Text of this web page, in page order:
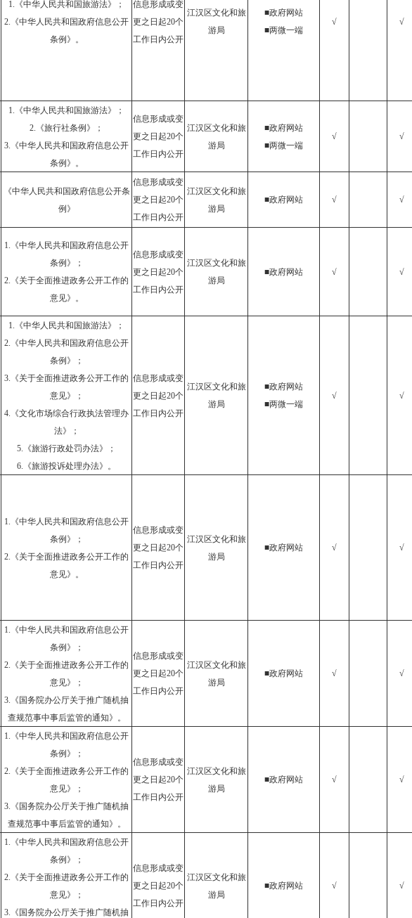
1.《中华人民共和国旅游法》；
2.《中华人民共和国政府信息公开
条例》。
信息形成或变
更之日起20个
工作日内公开
江汉区文化和旅
游局
■政府网站
■两微一端
√ √
1.《中华人民共和国旅游法》；
2.《旅行社条例》；
3.《中华人民共和国政府信息公开
条例》。
信息形成或变
更之日起20个
工作日内公开
江汉区文化和旅
游局
■政府网站
■两微一端
√ √
《中华人民共和国政府信息公开条
例》
信息形成或变
更之日起20个
工作日内公开
江汉区文化和旅
游局
■政府网站 √ √
1.《中华人民共和国政府信息公开
条例》；
2.《关于全面推进政务公开工作的
意见》。
信息形成或变
更之日起20个
工作日内公开
江汉区文化和旅
游局
■政府网站 √ √
1.《中华人民共和国旅游法》；
2.《中华人民共和国政府信息公开
条例》；
3.《关于全面推进政务公开工作的
意见》；
4.《文化市场综合行政执法管理办
法》；
5.《旅游行政处罚办法》；
6.《旅游投诉处理办法》。
信息形成或变
更之日起20个
工作日内公开
江汉区文化和旅
游局
■政府网站
■两微一端
√ √
1.《中华人民共和国政府信息公开
条例》；
2.《关于全面推进政务公开工作的
意见》。
信息形成或变
更之日起20个
工作日内公开
江汉区文化和旅
游局
■政府网站 √ √
1.《中华人民共和国政府信息公开
条例》；
2.《关于全面推进政务公开工作的
意见》；
3.《国务院办公厅关于推广随机抽
查规范事中事后监管的通知》。
信息形成或变
更之日起20个
工作日内公开
江汉区文化和旅
游局
■政府网站 √ √
1.《中华人民共和国政府信息公开
条例》；
2.《关于全面推进政务公开工作的
意见》；
3.《国务院办公厅关于推广随机抽
查规范事中事后监管的通知》。
信息形成或变
更之日起20个
工作日内公开
江汉区文化和旅
游局
■政府网站 √ √
1.《中华人民共和国政府信息公开
条例》；
2.《关于全面推进政务公开工作的
意见》；
3.《国务院办公厅关于推广随机抽
信息形成或变
更之日起20个
工作日内公开
江汉区文化和旅
游局
■政府网站 √ √